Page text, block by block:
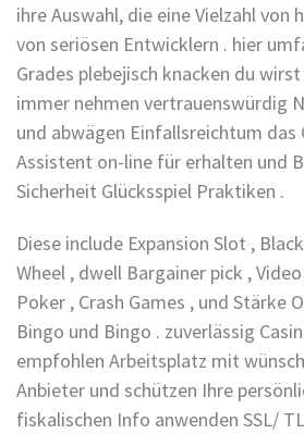
ihre Auswahl, die eine Vielzahl von
von seriösen Entwicklern . hier
Grades plebejisch knacken du
immer nehmen vertrauenswürdig
und abwägen Einfallsreichtum das
Assistent on-line für erhalten und
Sicherheit Glücksspiel Praktiken .
Diese include Expansion Slot ,
Wheel , dwell Bargainer pick ,
Poker , Crash Games , und Stärke
Bingo und Bingo . zuverlässig
empfohlen Arbeitsplatz mit
Anbieter und schützen Ihre
fiskalischen Info anwenden SSL/